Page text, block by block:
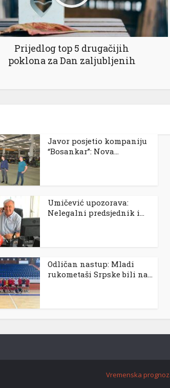
Prijedlog top 5 drugačijih
poklona za Dan zaljubljenih
Javor posjetio kompaniju
“Bosankar”: Nova...
Umičević upozorava:
Nelegalni predsjednik i...
Odličan nastup: Mladi
rukometaši Srpske bili na...
Vremenska